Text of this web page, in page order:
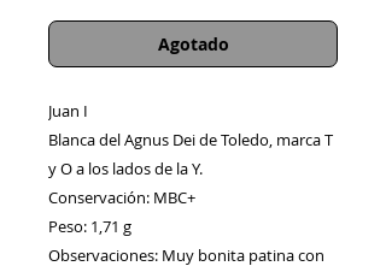
Agotado
Juan I
Blanca del Agnus Dei de Toledo, marca T
y O a los lados de la Y.
Conservación: MBC+
Peso: 1,71 g
Observaciones: Muy bonita patina con